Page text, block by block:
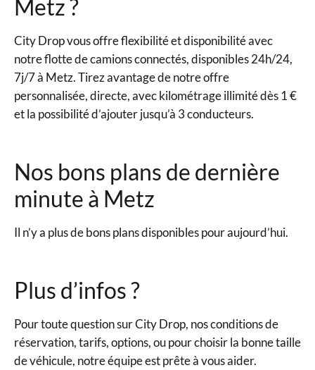
Metz ?
City Drop vous offre flexibilité et disponibilité avec
notre flotte de camions connectés, disponibles 24h/24,
7j/7 à Metz. Tirez avantage de notre offre
personnalisée, directe, avec kilométrage illimité dès 1 €
et la possibilité d’ajouter jusqu’à 3 conducteurs.
Nos bons plans de dernière
minute à Metz
Il n’y a plus de bons plans disponibles pour aujourd’hui.
Plus d’infos ?
Pour toute question sur City Drop, nos conditions de
réservation, tarifs, options, ou pour choisir la bonne taille
de véhicule, notre équipe est prête à vous aider.